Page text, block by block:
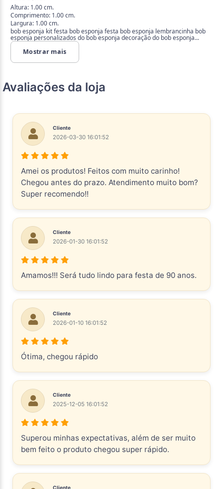
Altura: 1.00 cm.
Comprimento: 1.00 cm.
Largura: 1.00 cm.
bob esponja kit festa bob esponja festa bob esponja lembrancinha bob
esponja personalizados do bob esponja decoração do bob esponja...
Mostrar mais
Avaliações da loja
Cliente
2026-03-30 16:01:52
Amei os produtos! Feitos com muito carinho!
Chegou antes do prazo. Atendimento muito bom?
Super recomendo!!
Cliente
2026-01-30 16:01:52
Amamos!!! Será tudo lindo para festa de 90 anos.
Cliente
2026-01-10 16:01:52
Ótima, chegou rápido
Cliente
2025-12-05 16:01:52
Superou minhas expectativas, além de ser muito
bem feito o produto chegou super rápido.
Cliente